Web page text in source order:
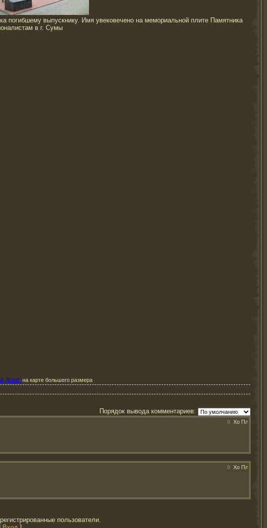
погибшему выпускнику. Имя увековечено на мемориальной плите Памятника
в г. Сумы
ДШМГ на карте большего размера
Порядок вывода комментариев:
0
0
пользователи.